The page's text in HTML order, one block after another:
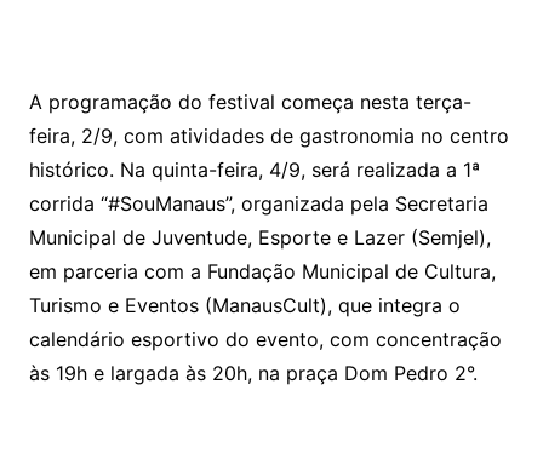
A programação do festival começa nesta terça-
feira, 2/9, com atividades de gastronomia no centro
histórico. Na quinta-feira, 4/9, será realizada a 1ª
corrida “#SouManaus”, organizada pela Secretaria
Municipal de Juventude, Esporte e Lazer (Semjel),
em parceria com a Fundação Municipal de Cultura,
Turismo e Eventos (ManausCult), que integra o
calendário esportivo do evento, com concentração
às 19h e largada às 20h, na praça Dom Pedro 2°.